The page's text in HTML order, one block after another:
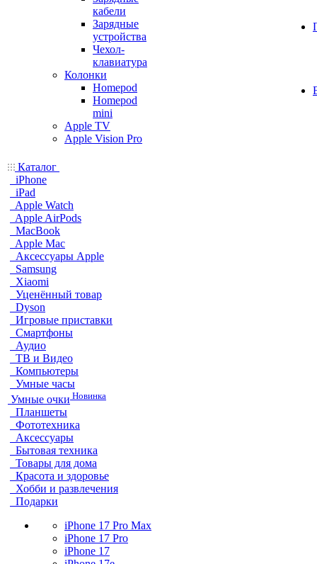
кабели
Зарядные
устройства
Чехол-
клавиатура
Колонки
Homepod
Homepod
mini
Apple TV
Apple Vision Pro
Каталог
iPhone
iPad
Apple Watch
Apple AirPods
MacBook
Apple Mac
Аксессуары Apple
Samsung
Xiaomi
Уценённый товар
Dyson
Игровые приставки
Смартфоны
Аудио
ТВ и Видео
Компьютеры
Умные часы
Умные очки Новинка
Планшеты
Фототехника
Аксессуары
Бытовая техника
Товары для дома
Красота и здоровье
Хобби и развлечения
Подарки
iPhone 17 Pro Max
iPhone 17 Pro
iPhone 17